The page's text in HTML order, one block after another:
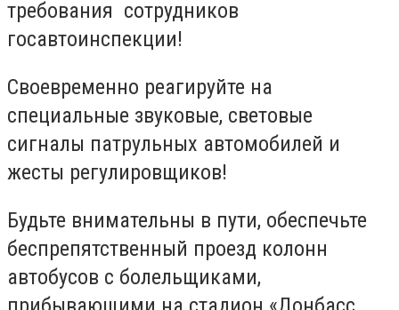
требования сотрудников
госавтоинспекции!
Своевременно реагируйте на
специальные звуковые, световые
сигналы патрульных автомобилей и
жесты регулировщиков!
Будьте внимательны в пути, обеспечьте
беспрепятственный проезд колонн
автобусов с болельщиками,